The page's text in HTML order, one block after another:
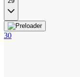
30